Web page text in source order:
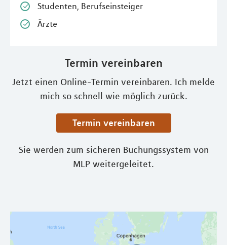
Studenten, Berufseinsteiger
Ärzte
Termin vereinbaren
Jetzt einen Online-Termin vereinbaren. Ich melde
mich so schnell wie möglich zurück.
Termin vereinbaren
Sie werden zum sicheren Buchungssystem von
MLP weitergeleitet.